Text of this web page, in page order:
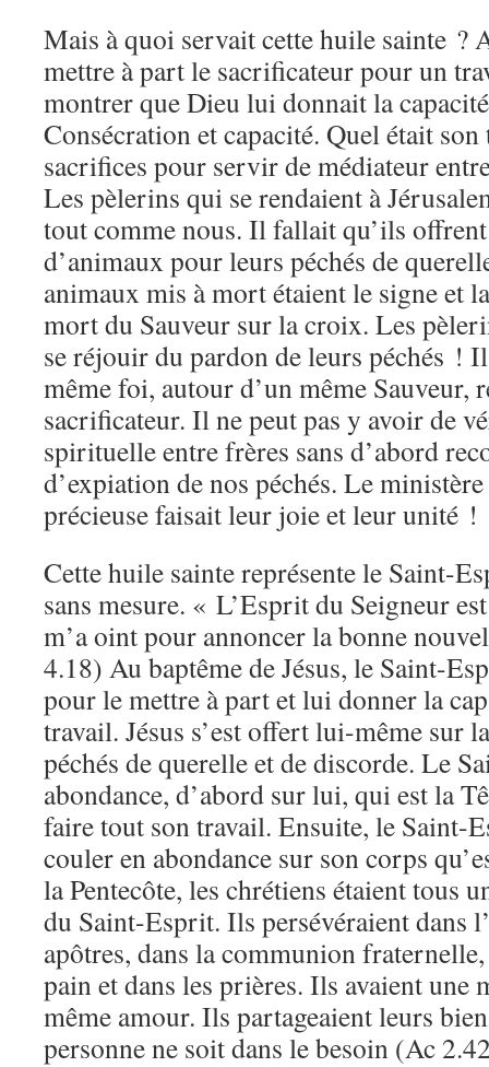
Mais à quoi servait cette huile sainte ?
mettre à part le sacrificateur pour un
montrer que Dieu lui donnait la
Consécration et capacité. Quel était
sacrifices pour servir de médiateur
Les pèlerins qui se rendaient à
tout comme nous. Il fallait qu’ils
d’animaux pour leurs péchés de
animaux mis à mort étaient le signe et
mort du Sauveur sur la croix. Les
se réjouir du pardon de leurs péchés !
même foi, autour d’un même Sauveur,
sacrificateur. Il ne peut pas y avoir de
spirituelle entre frères sans d’abord
d’expiation de nos péchés. Le
précieuse faisait leur joie et leur unité !
Cette huile sainte représente le Saint-
sans mesure. « L’Esprit du Seigneur
m’a oint pour annoncer la bonne
4.18) Au baptême de Jésus, le Saint-
pour le mettre à part et lui donner la
travail. Jésus s’est offert lui-même sur
péchés de querelle et de discorde. Le
abondance, d’abord sur lui, qui est la
faire tout son travail. Ensuite, le Saint-
couler en abondance sur son corps
la Pentecôte, les chrétiens étaient tous
du Saint-Esprit. Ils persévéraient dans
apôtres, dans la communion
pain et dans les prières. Ils avaient une
même amour. Ils partageaient leurs
personne ne soit dans le besoin (Ac